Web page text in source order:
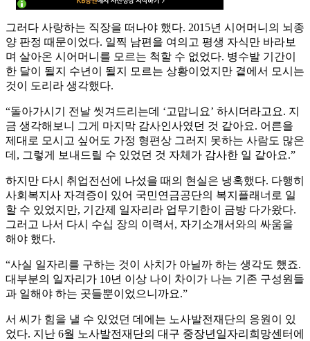
그러다 사랑하는 직장을 떠나야 했다. 2015년 시어머니의 뇌종
양 판정 때문이었다. 일찍 남편을 여의고 평생 자식만 바라보
며 살아온 시어머니를 모르는 척할 수 없었다. 병수발 기간이
한 달이 될지 수년이 될지 모르는 상황이었지만 곁에서 모시는
것이 도리라 생각했다.
“돌아가시기 전날 씻겨드리는데 ‘고맙니요’ 하시더라고요. 지
금 생각해보니 그게 마지막 감사인사였던 것 같아요. 어른을
제대로 모시고 싶어도 가정 형편상 그러지 못하는 사람도 많은
데, 그렇게 보내드릴 수 있었던 것 자체가 감사한 일 같아요.”
하지만 다시 취업전선에 나섰을 때의 현실은 냉혹했다. 다행히
사회복지사 자격증이 있어 국민연금공단의 복지플래너로 일
할 수 있었지만, 기간제 일자리라 업무기한이 금방 다가왔다.
그러고 나서 다시 수십 장의 이력서, 자기소개서와의 싸움을
해야 했다.
“사실 일자리를 구하는 것이 사치가 아닐까 하는 생각도 했죠.
대부분의 일자리가 10년 이상 나이 차이가 나는 기존 구성원들
과 일해야 하는 곳들뿐이었으니까요.”
서 씨가 힘을 낼 수 있었던 데에는 노사발전재단의 응원이 있
었다. 지난 6월 노사발전재단의 대구 중장년일자리희망센터에